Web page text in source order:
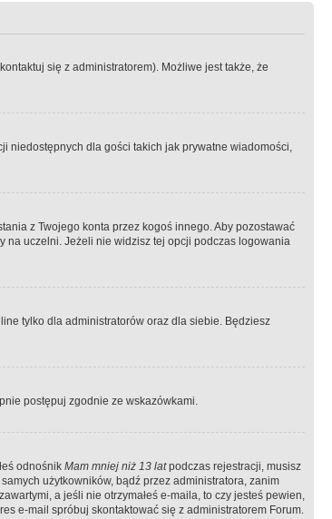
się z administratorem). Możliwe jest także, że
niedostępnych dla gości takich jak prywatne wiadomości,
z Twojego konta przez kogoś innego. Aby pozostawać
na uczelni. Jeżeli nie widzisz tej opcji podczas logowania
tylko dla administratorów oraz dla siebie. Będziesz
postępuj zgodnie ze wskazówkami.
odnośnik Mam mniej niż 13 latpodczas rejestracji, musisz
użytkowników, bądź przez administratora, zanim
a jeśli nie otrzymałeś e-maila, to czy jesteś pewien,
e-mail spróbuj skontaktować się z administratorem Forum.